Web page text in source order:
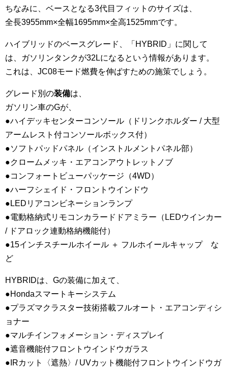
ちなみに、ベースとなる3代目フィットのサイズは、
全長3955mm×全幅1695mm×全高1525mmです。
ハイブリッドのベースグレード、「HYBRID」に関して
は、ガソリンタンクが32Lになるという情報があります。
これは、JC08モード燃費を伸ばすための施策でしょう。
グレード別の装備は、
ガソリン車のGが、
●ハイデッキセンターコンソール（ドリンクホルダー / 大型
アームレスト付コンソールボックス付）
●ソフトパッドパネル（インストルメントパネル部）
●クロームメッキ・エアコンアウトレットノブ
●コンフォートビューパッケージ（4WD）
●ハーフシェイド・フロントウインドウ
●LEDリアコンビネーションランプ
●電動格納式リモコンカラードドアミラー（LEDウインカー
/ ドアロック連動格納機能付）
●15インチスチールホイール ＋ フルホイールキャップ な
ど
HYBRIDは、Gの装備に加えて、
●Hondaスマートキーシステム
●プラズマクラスター技術搭載フルオート・エアコンディシ
ョナー
●マルチインフォメーション・ディスプレイ
●遮音機能付フロントウインドウガラス
●IRカット〈遮熱〉/ UVカット機能付フロントウインドウガ